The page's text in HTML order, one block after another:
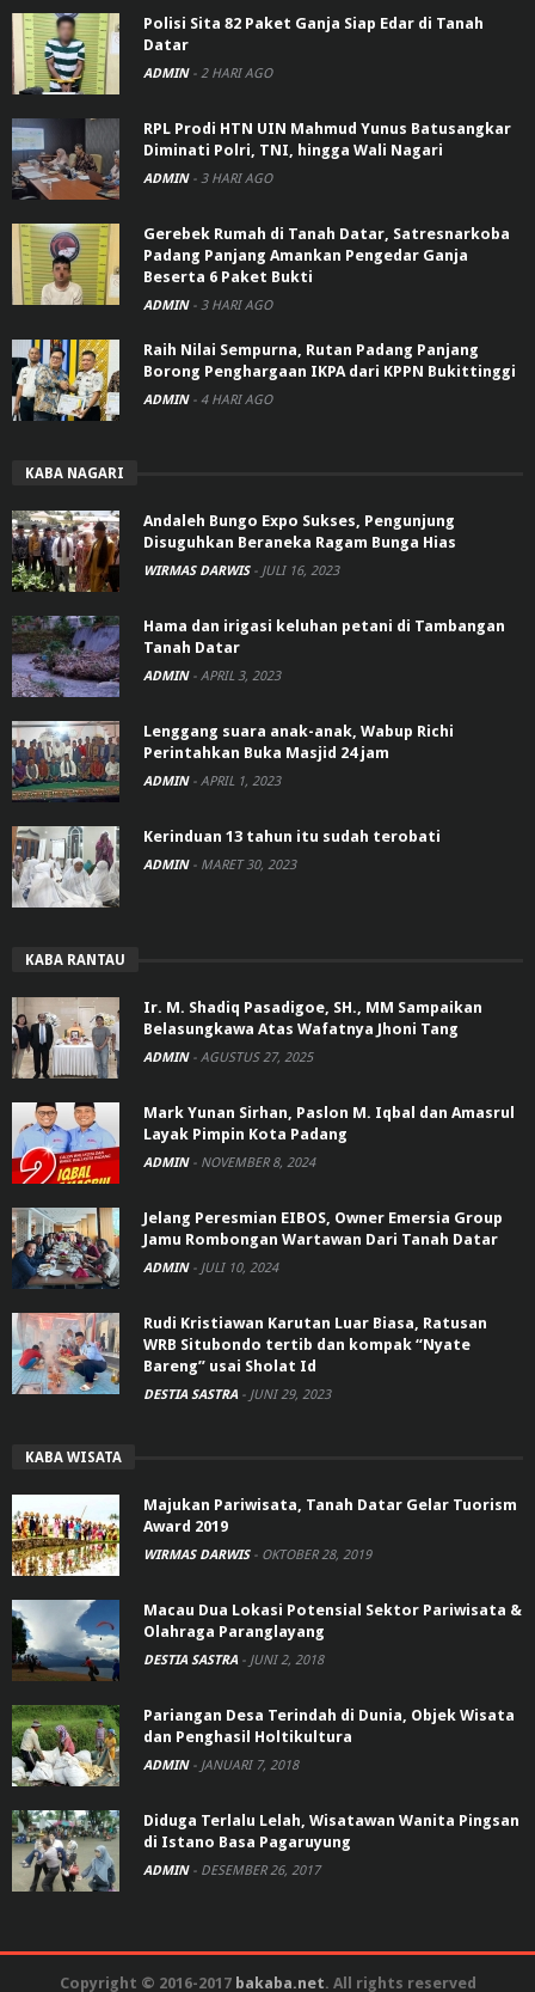
Polisi Sita 82 Paket Ganja Siap Edar di Tanah
Datar
ADMIN - 2 HARI AGO
RPL Prodi HTN UIN Mahmud Yunus Batusangkar
Diminati Polri, TNI, hingga Wali Nagari
ADMIN - 3 HARI AGO
Gerebek Rumah di Tanah Datar, Satresnarkoba
Padang Panjang Amankan Pengedar Ganja
Beserta 6 Paket Bukti
ADMIN - 3 HARI AGO
Raih Nilai Sempurna, Rutan Padang Panjang
Borong Penghargaan IKPA dari KPPN Bukittinggi
ADMIN - 4 HARI AGO
KABA NAGARI
Andaleh Bungo Expo Sukses, Pengunjung
Disuguhkan Beraneka Ragam Bunga Hias
WIRMAS DARWIS - JULI 16, 2023
Hama dan irigasi keluhan petani di Tambangan
Tanah Datar
ADMIN - APRIL 3, 2023
Lenggang suara anak-anak, Wabup Richi
Perintahkan Buka Masjid 24 jam
ADMIN - APRIL 1, 2023
Kerinduan 13 tahun itu sudah terobati
ADMIN - MARET 30, 2023
KABA RANTAU
Ir. M. Shadiq Pasadigoe, SH., MM Sampaikan
Belasungkawa Atas Wafatnya Jhoni Tang
ADMIN - AGUSTUS 27, 2025
Mark Yunan Sirhan, Paslon M. Iqbal dan Amasrul
Layak Pimpin Kota Padang
ADMIN - NOVEMBER 8, 2024
Jelang Peresmian EIBOS, Owner Emersia Group
Jamu Rombongan Wartawan Dari Tanah Datar
ADMIN - JULI 10, 2024
Rudi Kristiawan Karutan Luar Biasa, Ratusan
WRB Situbondo tertib dan kompak “Nyate
Bareng” usai Sholat Id
DESTIA SASTRA - JUNI 29, 2023
KABA WISATA
Majukan Pariwisata, Tanah Datar Gelar Tuorism
Award 2019
WIRMAS DARWIS - OKTOBER 28, 2019
Macau Dua Lokasi Potensial Sektor Pariwisata &
Olahraga Paranglayang
DESTIA SASTRA - JUNI 2, 2018
Pariangan Desa Terindah di Dunia, Objek Wisata
dan Penghasil Holtikultura
ADMIN - JANUARI 7, 2018
Diduga Terlalu Lelah, Wisatawan Wanita Pingsan
di Istano Basa Pagaruyung
ADMIN - DESEMBER 26, 2017
Copyright © 2016-2017 bakaba.net. All rights reserved